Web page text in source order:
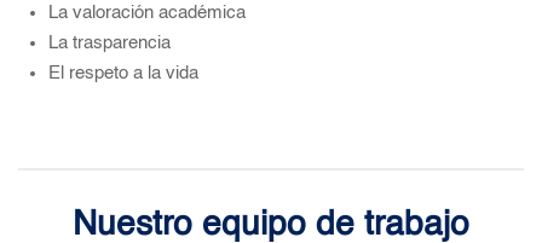
La valoración académica
La trasparencia
El respeto a la vida
Nuestro equipo de trabajo